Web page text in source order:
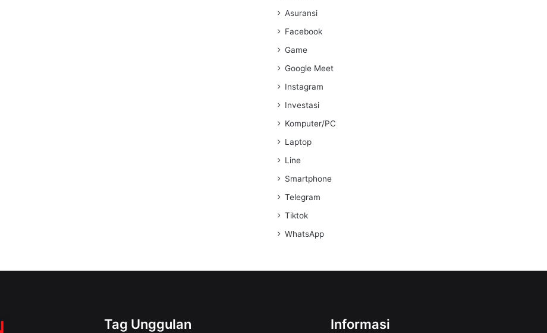
Asuransi
Facebook
Game
Google Meet
Instagram
Investasi
Komputer/PC
Laptop
Line
Smartphone
Telegram
Tiktok
WhatsApp
Tag Unggulan Informasi